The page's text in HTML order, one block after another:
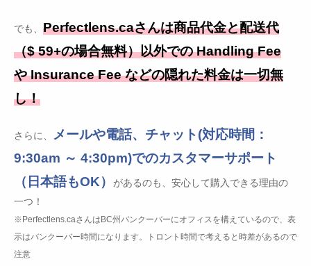
でも、 Perfectlens.caさんは商品代金と配送代
（$ 59+の場合無料）以外での Handling Fee
や Insurance Fee などの隠れた料金は一切無
し！
さらに、
メールや電話、チャット(対応時間：
9:30am ～ 4:30pm)でのカスタマーサポート
（日本語もOK）
があるのも、安心して購入できる理由の
一つ！
※Perfectlens.caさんはBC州バンクーバーにオフィスを構えているので、表
示はバンクーバー時間になります。トロント時間で考えると時差があるので
注意